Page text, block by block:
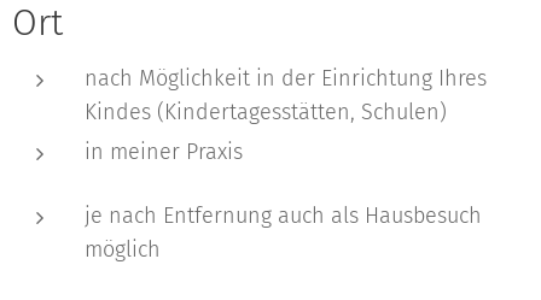
Ort
nach Möglichkeit in der Einrichtung Ihres
Kindes (Kindertagesstätten, Schulen)
in meiner Praxis
je nach Entfernung auch als Hausbesuch
möglich